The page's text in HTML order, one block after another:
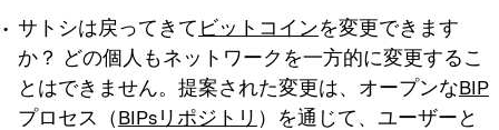
サトシは戻ってきて ビットコインを変更できます
か？ どの個人もネットワークを一方的に変更するこ
とはできません。提案された変更は、オープンなBIP
プロセス（BIPsリポジトリ ）を通じて、ユーザーと